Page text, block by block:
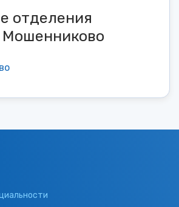
отделения